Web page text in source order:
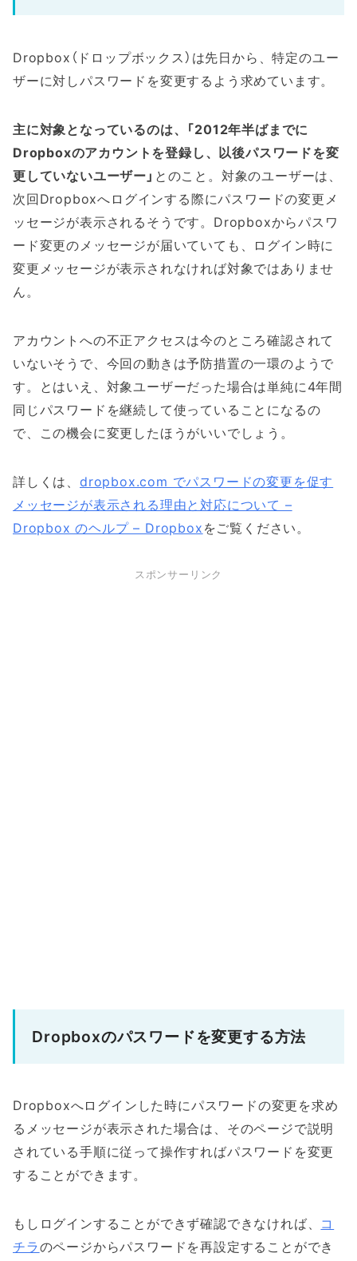
Dropbox（ドロップボックス）は先日から、特定のユー
ザーに対しパスワードを変更するよう求めています。
主に対象となっているのは、「2012年半ばまでに
Dropboxのアカウントを登録し、以後パスワードを変
更していないユーザー」 とのこと。対象のユーザーは、
次回Dropboxへログインする際にパスワードの変更メ
ッセージが表示されるそうです。Dropboxからパスワ
ード変更のメッセージが届いていても、ログイン時に
変更メッセージが表示されなければ対象ではありませ
ん。
アカウントへの不正アクセスは今のところ確認されて
いないそうで、今回の動きは予防措置の一環のようで
す。とはいえ、対象ユーザーだった場合は単純に4年間
同じパスワードを継続して使っていることになるの
で、この機会に変更したほうがいいでしょう。
詳しくは、 dropbox.com でパスワードの変更を促す
メッセージが表示される理由と対応について –
Dropbox のヘルプ – Dropbox をご覧ください。
スポンサーリンク
Dropboxのパスワードを変更する方法
Dropboxへログインした時にパスワードの変更を求め
るメッセージが表示された場合は、そのページで説明
されている手順に従って操作すればパスワードを変更
することができます。
もしログインすることができず確認できなければ、 コ
チラのページからパスワードを再設定することができ